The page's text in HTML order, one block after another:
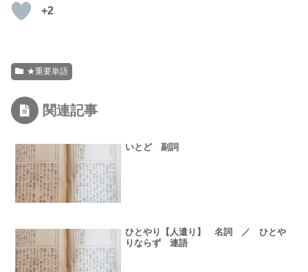
+2
★重要単語
関連記事
いとど 副詞
ひとやり【人遣り】 名詞 ／ ひとや
りならず 連語